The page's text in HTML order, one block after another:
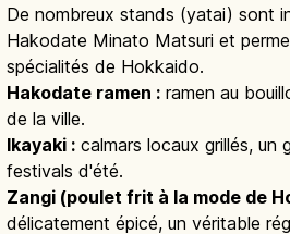
De nombreux stands (yatai) sont
Hakodate Minato Matsuri et
spécialités de Hokkaido.
Hakodate ramen : ramen au
de la ville.
Ikayaki : calmars locaux grillés, un
festivals d'été.
Zangi (poulet frit à la mode de
délicatement épicé, un véritable